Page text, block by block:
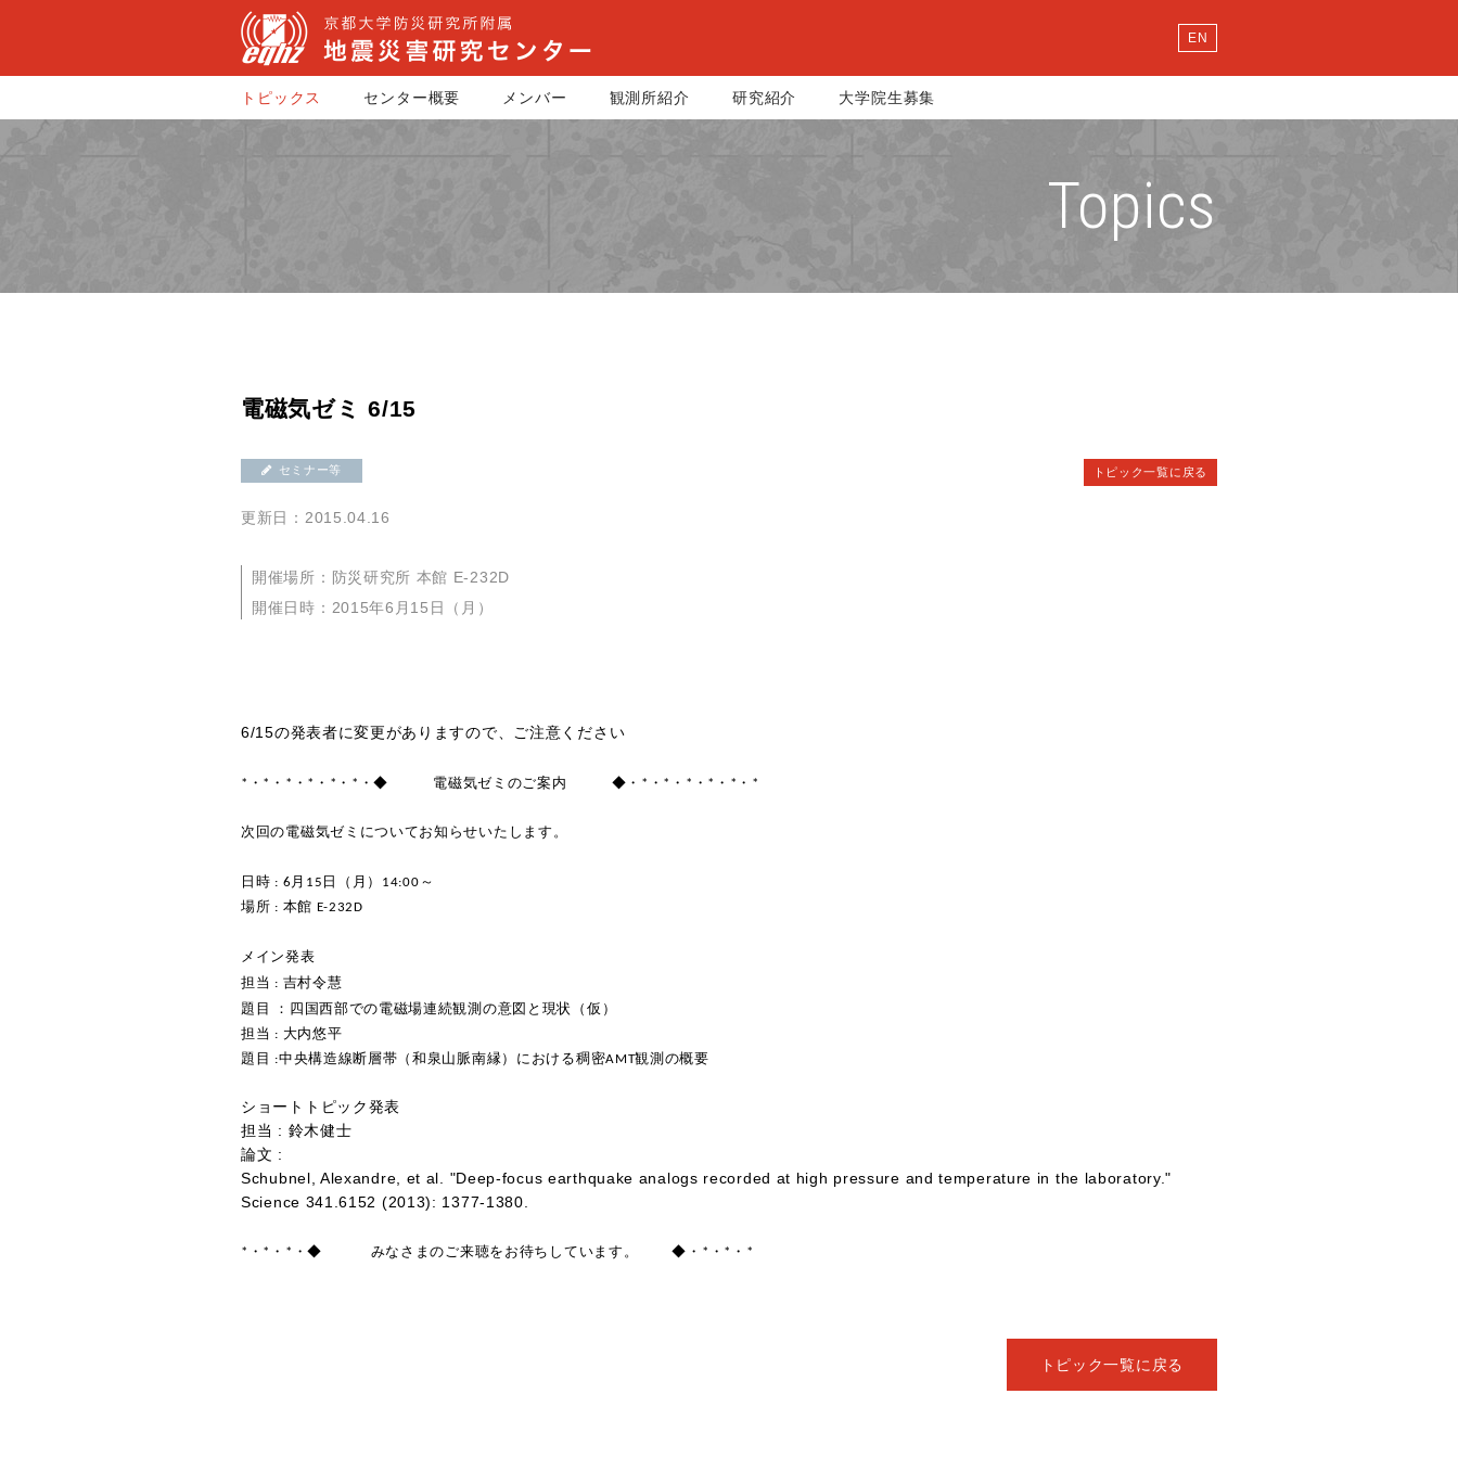
EN
トピックス センター概要 メンバー 観測所紹介 研究紹介 大学院生募集
Topics
電磁気ゼミ 6/15
セミナー等
更新日：2015.04.16
開催場所：防災研究所 本館 E-232D
開催日時：2015年6月15日（月）
トピック一覧に戻る
6/15の発表者に変更がありますので、ご注意ください
*・*・*・*・*・*・◆ 電磁気ゼミのご案内 ◆・*・*・*・*・*・*
次回の電磁気ゼミについてお知らせいたします。
日時 : 6月15日（月）14:00～
場所 : 本館 E-232D
メイン発表
担当 : 吉村令慧
題目 ：四国西部での電磁場連続観測の意図と現状（仮）
担当 : 大内悠平
題目 :中央構造線断層帯（和泉山脈南縁）における稠密AMT観測の概要
ショートトピック発表
担当 : 鈴木健士
論文 :
Schubnel, Alexandre, et al. "Deep-focus earthquake analogs recorded at high pressure and temperature in the laboratory."
Science 341.6152 (2013): 1377-1380.
*・*・*・◆ みなさまのご来聴をお待ちしています。 ◆・*・*・*
トピック一覧に戻る